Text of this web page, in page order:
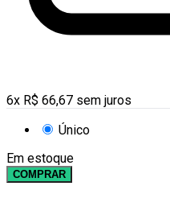
6x R$ 66,67 sem juros
Único
Em estoque
COMPRAR